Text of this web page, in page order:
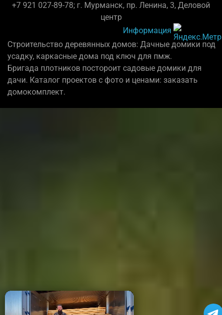
+7 921 027-89-78; г. Мурманск, пр. Ленина, 3, Деловой
центр
Информация
Строительство деревянных домов: Дачные домики под
усадку, каркасные дома под ключ для пмж.
Бригада плотников постороит садовые домики для
дачи. Каталог проектов с фото и ценами: заказать
домокомплект.